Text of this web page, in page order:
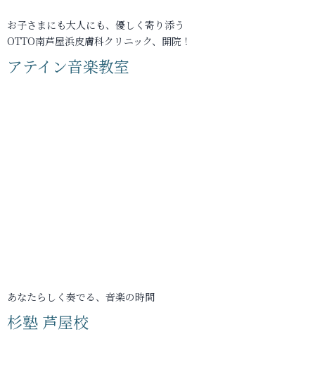
お子さまにも大人にも、優しく寄り添う
OTTO南芦屋浜皮膚科クリニック、開院！
アテイン音楽教室
あなたらしく奏でる、音楽の時間
杉塾 芦屋校